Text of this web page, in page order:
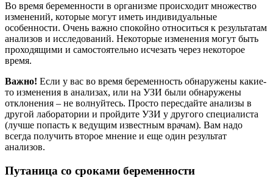
Во время беременности в организме происходит множество
изменений, которые могут иметь индивидуальные
особенности. Очень важно спокойно относиться к результатам
анализов и исследований. Некоторые изменения могут быть
проходящими и самостоятельно исчезать через некоторое
время.
Важно! Если у вас во время беременность обнаружены какие-
то изменения в анализах, или на УЗИ были обнаружены
отклонения – не волнуйтесь. Просто пересдайте анализы в
другой лаборатории и пройдите УЗИ у другого специалиста
(лучше попасть к ведущим известным врачам). Вам надо
всегда получить второе мнение и еще один результат
анализов.
Путаница со сроками беременности